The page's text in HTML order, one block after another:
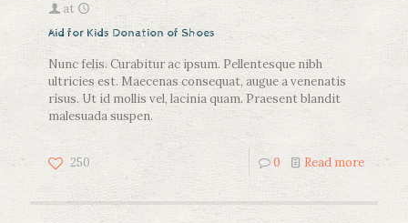
at
Aid for Kids Donation of Shoes
Nunc felis. Curabitur ac ipsum. Pellentesque nibh
ultricies est. Maecenas consequat, augue a venenatis
risus. Ut id mollis vel, lacinia quam. Praesent blandit
malesuada suspen.
250 0 Read more